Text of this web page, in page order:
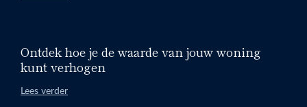
Ontdek hoe je de waarde van jouw woning
kunt verhogen
Lees verder